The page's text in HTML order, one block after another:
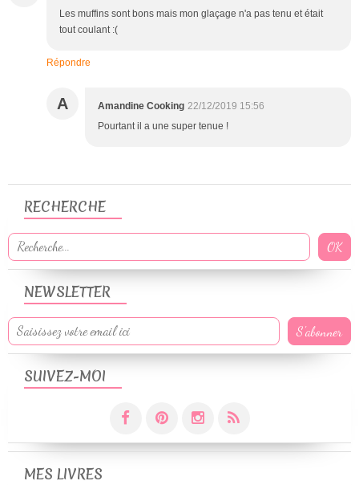
Les muffins sont bons mais mon glaçage n'a pas tenu et était
tout coulant :(
Répondre
A Amandine Cooking 22/12/2019 15:56
Pourtant il a une super tenue !
NEWSLETTER
SUIVEZ-MOI
RECHERCHE
MES LIVRES